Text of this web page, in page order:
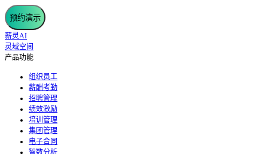
预约演示
薪灵AI
灵域空间
产品功能
组织员工
薪酬考勤
招聘管理
绩效激励
培训管理
集团管理
电子合同
智数分析